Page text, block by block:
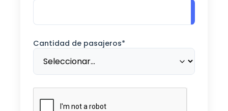
Cantidad de pasajeros*